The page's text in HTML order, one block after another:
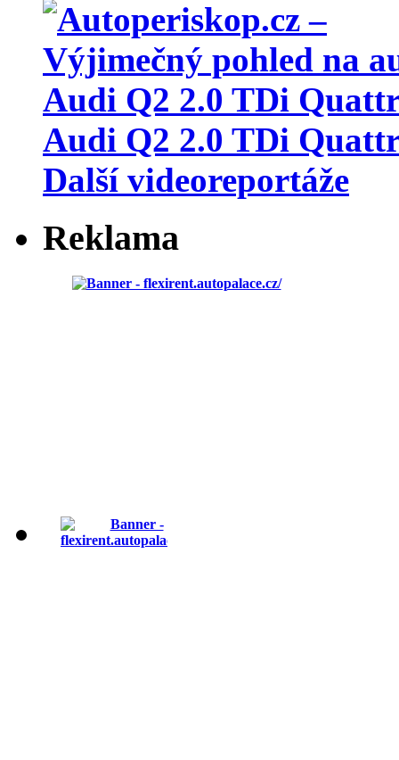
Audi Q2 2.0 TDi
Další videoreportáže
Reklama